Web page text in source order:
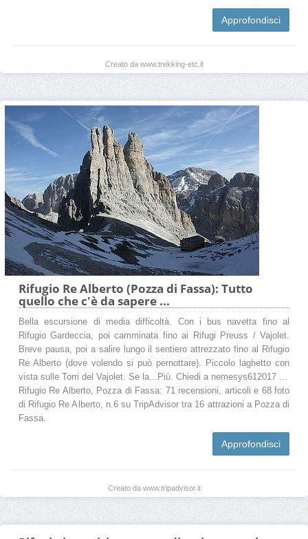
Approfondisci
Creato da www.trekking-etc.it
Rifugio Re Alberto (Pozza di Fassa): Tutto
quello che c'è da sapere ...
Bella escursione di media difficoltà. Con i bus navetta fino al
Rifugio Gardeccia, poi camminata fino ai Rifugi Preuss / Vajolet.
Breve pausa, poi a salire lungo il sentiero attrezzato fino al Rifugio
Re Alberto (dove volendo si può pernottare). Piccolo laghetto con
vista sulle Torri del Vajolet. Se la...Più. Chiedi a nemesys612017 ...
Rifugio Re Alberto, Pozza di Fassa: 71 recensioni, articoli e 68 foto
di Rifugio Re Alberto, n.6 su TripAdvisor tra 16 attrazioni a Pozza di
Fassa.
Approfondisci
Creato da www.tripadvisor.it